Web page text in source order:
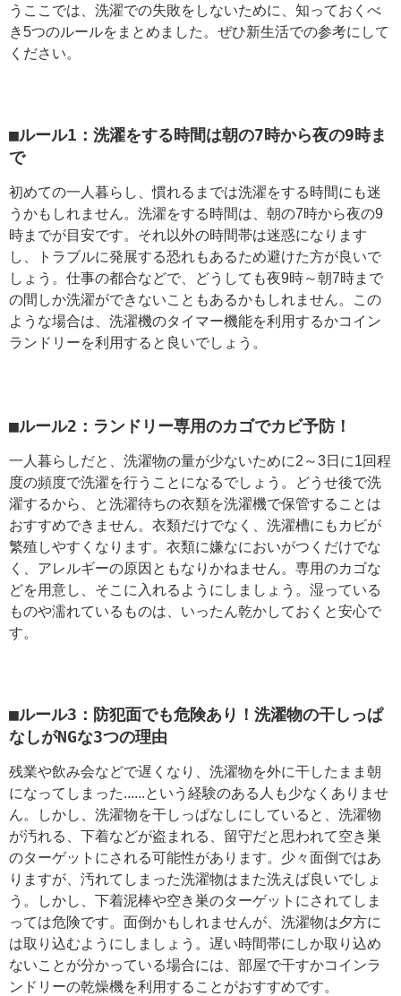
うここでは、洗濯での失敗をしないために、知っておくべ
き5つのルールをまとめました。ぜひ新生活での参考にして
ください。
■ルール1：洗濯をする時間は朝の7時から夜の9時ま
で
初めての一人暮らし、慣れるまでは洗濯をする時間にも迷
うかもしれません。洗濯をする時間は、朝の7時から夜の9
時までが目安です。それ以外の時間帯は迷惑になります
し、トラブルに発展する恐れもあるため避けた方が良いで
しょう。仕事の都合などで、どうしても夜9時～朝7時まで
の間しか洗濯ができないこともあるかもしれません。この
ような場合は、洗濯機のタイマー機能を利用するかコイン
ランドリーを利用すると良いでしょう。
■ルール2：ランドリー専用のカゴでカビ予防！
一人暮らしだと、洗濯物の量が少ないために2～3日に1回程
度の頻度で洗濯を行うことになるでしょう。どうせ後で洗
濯するから、と洗濯待ちの衣類を洗濯機で保管することは
おすすめできません。衣類だけでなく、洗濯槽にもカビが
繁殖しやすくなります。衣類に嫌なにおいがつくだけでな
く、アレルギーの原因ともなりかねません。専用のカゴな
どを用意し、そこに入れるようにしましょう。湿っている
ものや濡れているものは、いったん乾かしておくと安心で
す。
■ルール3：防犯面でも危険あり！洗濯物の干しっぱ
なしがNGな3つの理由
残業や飲み会などで遅くなり、洗濯物を外に干したまま朝
になってしまった......という経験のある人も少なくありませ
ん。しかし、洗濯物を干しっぱなしにしていると、洗濯物
が汚れる、下着などが盗まれる、留守だと思われて空き巣
のターゲットにされる可能性があります。少々面倒ではあ
りますが、汚れてしまった洗濯物はまた洗えば良いでしょ
う。しかし、下着泥棒や空き巣のターゲットにされてしま
っては危険です。面倒かもしれませんが、洗濯物は夕方に
は取り込むようにしましょう。遅い時間帯にしか取り込め
ないことが分かっている場合には、部屋で干すかコインラ
ンドリーの乾燥機を利用することがおすすめです。